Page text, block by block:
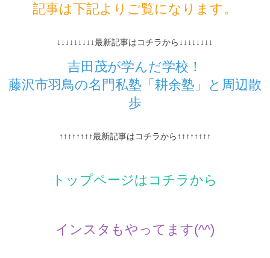
記事は下記よりご覧になります。
↓↓↓↓↓↓↓↓↓最新記事はコチラから↓↓↓↓↓↓↓↓
吉田茂が学んだ学校！
藤沢市羽鳥の名門私塾「耕余塾」と周辺散
歩
↑↑↑↑↑↑↑↑最新記事はコチラから↑↑↑↑↑↑↑↑
トップページはコチラから
インスタもやってます(^^)